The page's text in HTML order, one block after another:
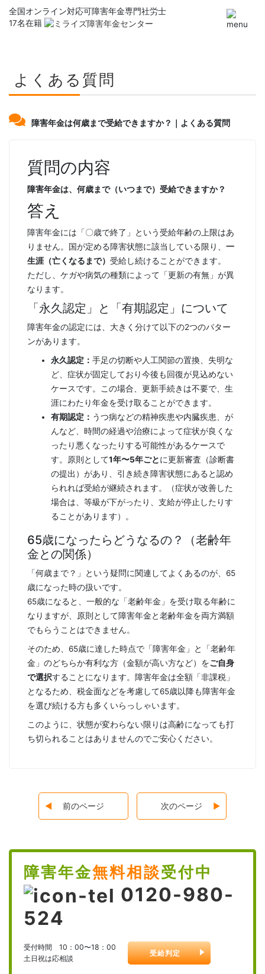
全国オンライン対応可障害年金専門社労士
17名在籍
よくある質問
障害年金は何歳まで受給できますか？｜よくある質問
質問の内容
障害年金は、何歳まで（いつまで）受給できますか？
答え
障害年金には「〇歳で終了」という受給年齢の上限はあ
りません。国が定める障害状態に該当している限り、 一
生涯（亡くなるまで） 受給し続けることができます。
ただし、ケガや病気の種類によって「更新の有無」が異
なります。
「永久認定」と「有期認定」について
障害年金の認定には、大きく分けて以下の2つのパター
ンがあります。
永久認定： 手足の切断や人工関節の置換、失明な
ど、症状が固定しており今後も回復が見込めない
ケースです。この場合、更新手続きは不要で、生
涯にわたり年金を受け取ることができます。
有期認定： うつ病などの精神疾患や内臓疾患、が
んなど、時間の経過や治療によって症状が良くな
ったり悪くなったりする可能性があるケースで
す。原則として1年〜5年ごとに更新審査（診断書
の提出）があり、引き続き障害状態にあると認め
られれば受給が継続されます。（症状が改善した
場合は、等級が下がったり、支給が停止したりす
ることがあります）。
65歳になったらどうなるの？（老齢年
金との関係）
「何歳まで？」という疑問に関連してよくあるのが、65
歳になった時の扱いです。
65歳になると、一般的な「老齢年金」を受け取る年齢に
なりますが、原則として障害年金と老齢年金を両方満額
でもらうことはできません。
そのため、65歳に達した時点で「障害年金」と「老齢年
金」のどちらか有利な方（金額が高い方など）をご自身
で選択することになります。障害年金は全額「非課税」
となるため、税金面などを考慮して65歳以降も障害年金
を選び続ける方も多くいらっしゃいます。
このように、状態が変わらない限りは高齢になっても打
ち切られることはありませんのでご安心ください。
前のページ 次のページ
障害年金無料相談受付中
0120-980-
524
受付時間 10：00〜18：00
土日祝は応相談
受給判定